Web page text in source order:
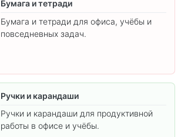
Бумага и тетради
Бумага и тетради для офиса, учёбы и
повседневных задач.
Ручки и карандаши
Ручки и карандаши для продуктивной
работы в офисе и учёбы.